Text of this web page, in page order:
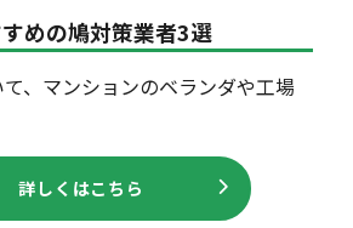
めの鳩対策業者3選
、マンションのベランダや工場
詳しくはこちら